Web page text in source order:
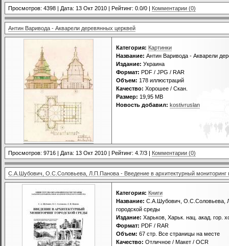
Просмотров: 4398 | Дата: 13 Окт 2010 | Рейтинг: 0.0/0 | Комментарии (0)
Антин Варивода - Акварели деревянных церквей
Категория: Картинки
Название: Антин Варивода - Акварели
Издание: Украина
Формат: PDF / JPG / RAR
Объем: 178 иллюстраций
Качество: Хорошее / Скан.
Размер: 19,95 MB
Новость добавил: kostivruslan
Просмотров: 9716 | Дата: 13 Окт 2010 | Рейтинг: 4.7/3 | Комментарии (0)
С.А.Шубович, О.С.Соловьева, Л.П.Панова - Введение в архитектурный мониторинг
Категория: Книги
Название: С.А.Шубович, О.С.Соловьева,
городской среды
Издание: Харьков, Харьк. нац. акад. гор.
Формат: PDF / RAR
Объем: 67 стр. Все страницы на месте
Качество: Отличное / Макет / OCR